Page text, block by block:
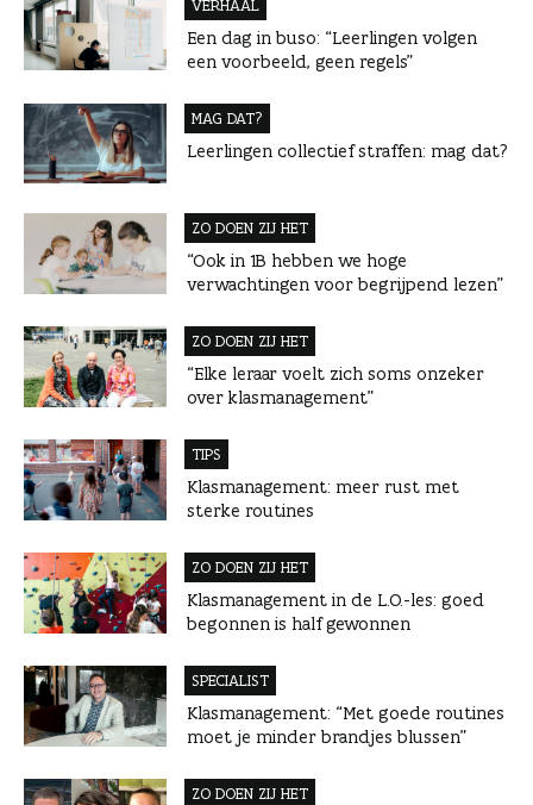
VERHAAL
Een dag in buso: “Leerlingen volgen
een voorbeeld, geen regels”
MAG DAT?
Leerlingen collectief straffen: mag dat?
ZO DOEN ZIJ HET
“Ook in 1B hebben we hoge
verwachtingen voor begrijpend lezen”
ZO DOEN ZIJ HET
“Elke leraar voelt zich soms onzeker
over klasmanagement”
TIPS
Klasmanagement: meer rust met
sterke routines
ZO DOEN ZIJ HET
Klasmanagement in de L.O.-les: goed
begonnen is half gewonnen
SPECIALIST
Klasmanagement: “Met goede routines
moet je minder brandjes blussen”
ZO DOEN ZIJ HET